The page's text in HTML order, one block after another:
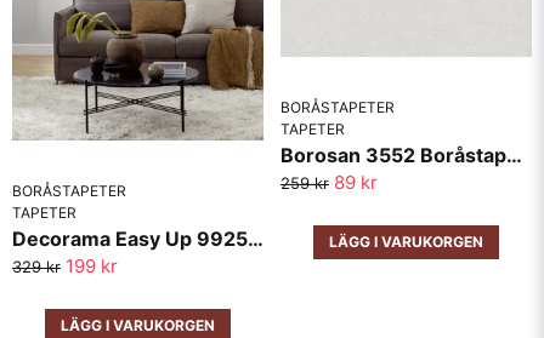
BORÅSTAPETER
TAPETER
Decorama Easy Up 9925 Boråstapeter
329 kr 199 kr
LÄGG I VARUKORGEN
BORÅSTAPETER
TAPETER
Borosan 3552 Boråstapeter
259 kr 89 kr
LÄGG I VARUKORGEN
Skicka fråga